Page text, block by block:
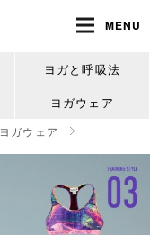
MENU
ヨガと呼吸法
ヨガウェア
ヨガウェア